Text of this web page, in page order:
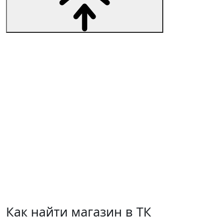
Как найти магазин в ТК